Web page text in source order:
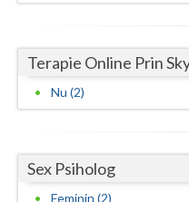
Terapie Online Prin
Nu (2)
Sex Psiholog
Feminin (2)